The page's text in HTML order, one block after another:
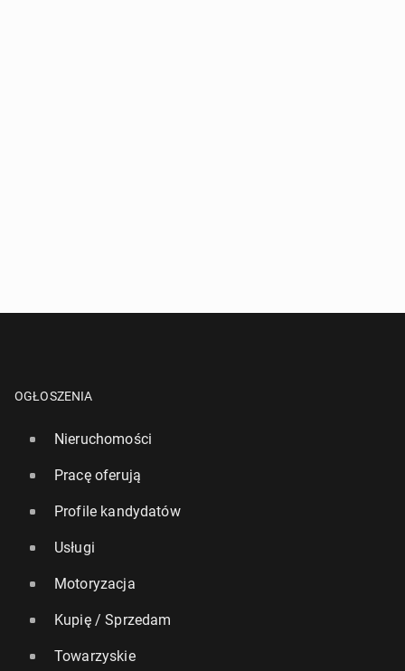
OGŁOSZENIA
Nieruchomości
Pracę oferują
Profile kandydatów
Usługi
Motoryzacja
Kupię / Sprzedam
Towarzyskie